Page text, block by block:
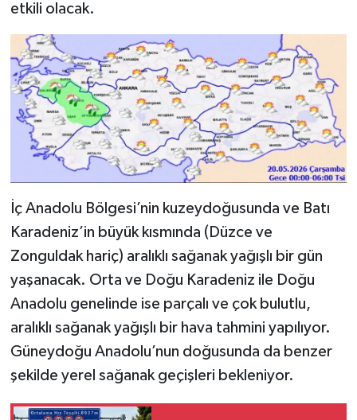
etkili olacak.
İç Anadolu Bölgesi’nin kuzeydoğusunda ve Batı
Karadeniz’in büyük kısmında (Düzce ve
Zonguldak hariç) aralıklı sağanak yağışlı bir gün
yaşanacak. Orta ve Doğu Karadeniz ile Doğu
Anadolu genelinde ise parçalı ve çok bulutlu,
aralıklı sağanak yağışlı bir hava tahmini yapılıyor.
Güneydoğu Anadolu’nun doğusunda da benzer
şekilde yerel sağanak geçişleri bekleniyor.